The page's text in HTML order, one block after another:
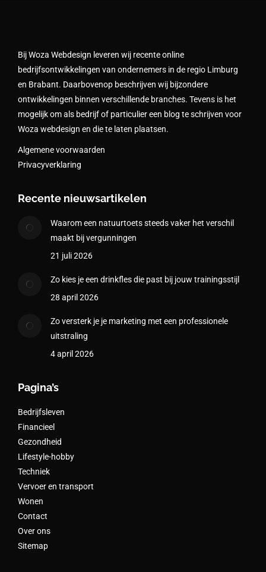
Bij Woza Webdesign leveren wij recente online
bedrijfsontwikkelingen van ondernemers in de regio Limburg
en Brabant. Daarbovenop beschrijven wij bijzondere
ontwikkelingen binnen verschillende branches. Tevens is het
mogelijk om als bedrijf of particulier een blog te schrijven voor
Woza webdesign en die te laten plaatsen.
Algemene voorwaarden
Privacyverklaring
Recente nieuwsartikelen
Waarom een natuurtoets steeds vaker het verschil
maakt bij vergunningen
21 juli 2026
Zo kies je een drinkfles die past bij jouw trainingsstijl
28 april 2026
Zo versterk je je marketing met een professionele
uitstraling
4 april 2026
Pagina’s
Bedrijfsleven
Financieel
Gezondheid
Lifestyle-hobby
Techniek
Vervoer en transport
Wonen
Contact
Over ons
Sitemap